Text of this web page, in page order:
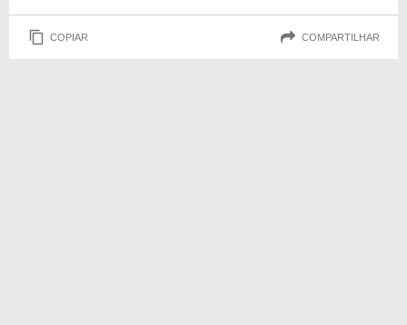
COPIAR COMPARTILHAR